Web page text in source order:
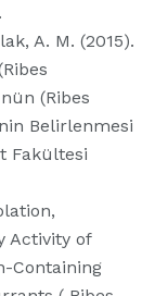
A. M. (2015).
(Ribes
Belirlenmesi
Fakültesi
Activity of
Containing